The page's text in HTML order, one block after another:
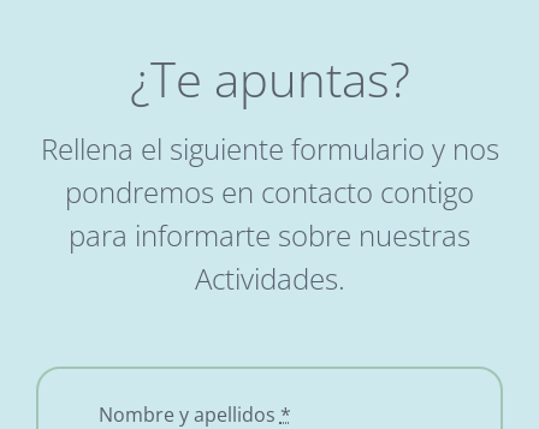
¿Te apuntas?
Rellena el siguiente formulario y nos
pondremos en contacto contigo
para informarte sobre nuestras
Actividades.
Nombre y apellidos *